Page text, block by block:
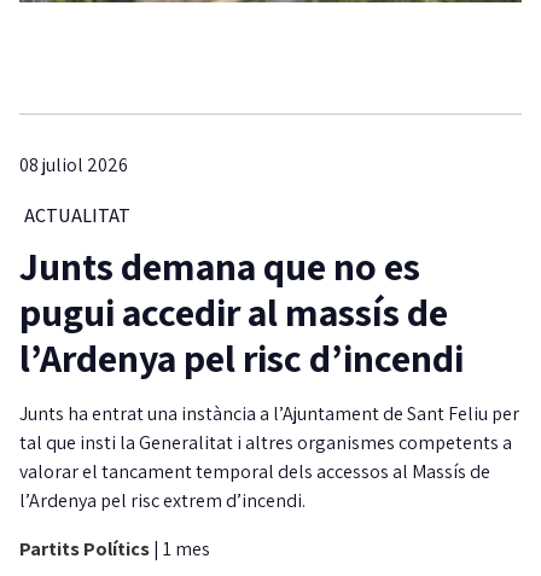
08 juliol 2026
ACTUALITAT
Junts demana que no es
pugui accedir al massís de
l’Ardenya pel risc d’incendi
Junts ha entrat una instància a l’Ajuntament de Sant Feliu per
tal que insti la Generalitat i altres organismes competents a
valorar el tancament temporal dels accessos al Massís de
l’Ardenya pel risc extrem d’incendi.
Partits Polítics| 1 mes